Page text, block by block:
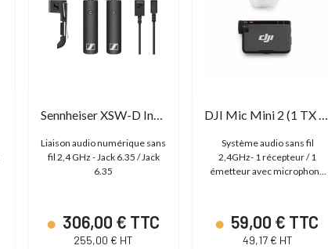
Sennheiser XSW-D Instrument Base Set
Liaison audio numérique sans
fil 2,4 GHz - Jack 6.35 / Jack
6.35
306,00 € TTC
255,00 € HT
DJI Mic Mini 2 (1 TX + 1 RX)
Système audio sans fil
2,4GHz- 1 récepteur / 1
émetteur avec microphone
59,00 € TTC
49,17 € HT